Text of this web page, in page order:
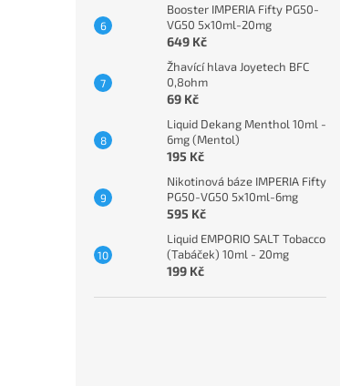
Booster IMPERIA Fifty PG50-
VG50 5x10ml-20mg
649 Kč
Žhavící hlava Joyetech BFC
0,8ohm
69 Kč
Liquid Dekang Menthol 10ml -
6mg (Mentol)
195 Kč
Nikotinová báze IMPERIA Fifty
PG50-VG50 5x10ml-6mg
595 Kč
Liquid EMPORIO SALT Tobacco
(Tabáček) 10ml - 20mg
199 Kč